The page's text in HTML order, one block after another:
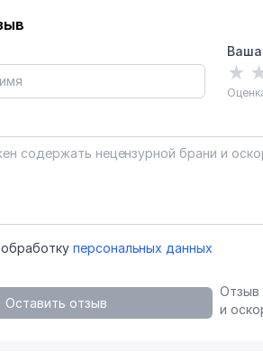
Ваша
★
персональных данных
Оставить отзыв
Отзыв
и